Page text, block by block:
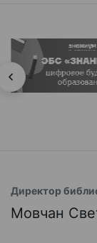
Директор
Мовчан